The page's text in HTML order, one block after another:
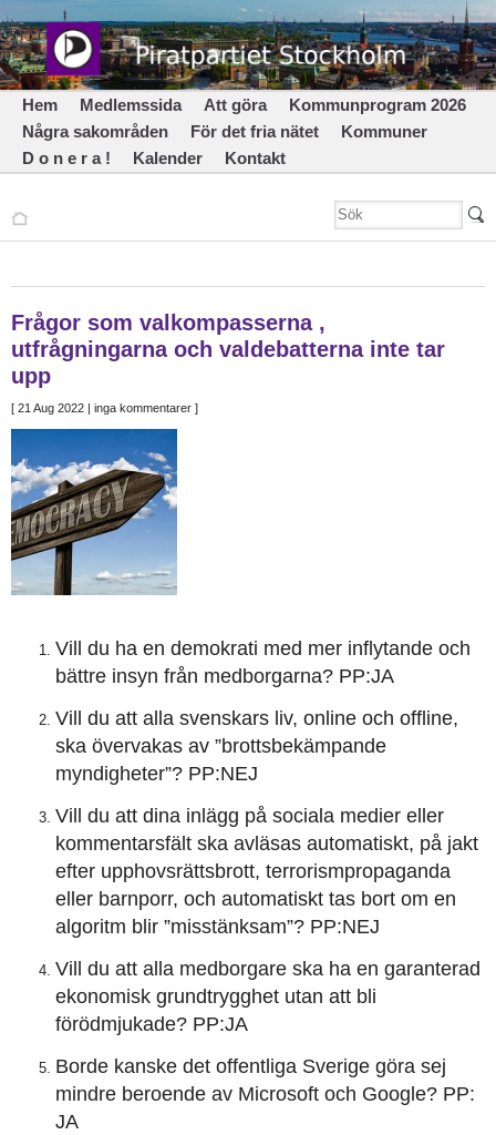
Hem Medlemssida Att göra
Kommunprogram 2026
Några sakområden
För det fria nätet
Kommuner
D o n e r a !
Kalender Kontakt
Frågor som valkompasserna ,
utfrågningarna och valdebatterna inte tar
upp
[ 21 Aug 2022 | inga kommentarer ]
Vill du ha en demokrati med mer inflytande och
bättre insyn från medborgarna? PP:JA
Vill du att alla svenskars liv, online och offline,
ska övervakas av ”brottsbekämpande
myndigheter”? PP:NEJ
Vill du att dina inlägg på sociala medier eller
kommentarsfält ska avläsas automatiskt, på jakt
efter upphovsrättsbrott, terrorismpropaganda
eller barnporr, och automatiskt tas bort om en
algoritm blir ”misstänksam”? PP:NEJ
Vill du att alla medborgare ska ha en garanterad
ekonomisk grundtrygghet utan att bli
förödmjukade? PP:JA
Borde kanske det offentliga Sverige göra sej
mindre beroende av Microsoft och Google? PP:
JA